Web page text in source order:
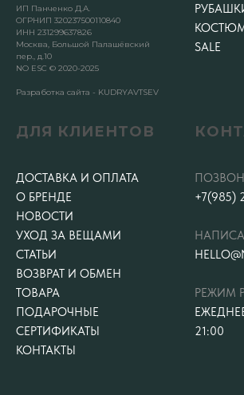
ИП Панченко Д.А.
ОГРНИП 320237500110840
ИНН 231299637826
Москва, Большой Палашёвский
пер., д.10
NO ESC © 2020-2025
Разработка сайта - KUDRYAVTSEV
SALE
ДЛЯ КЛИЕНТОВ
ДОСТАВКА И ОПЛАТА
О БРЕНДЕ
НОВОСТИ
УХОД ЗА ВЕЩАМИ
СТАТЬИ
ВОЗВРАТ И ОБМЕН
ТОВАРА
ПОДАРОЧНЫЕ
СЕРТИФИКАТЫ
КОНТАКТЫ
+7(985)
РЕЖИМ
21:00